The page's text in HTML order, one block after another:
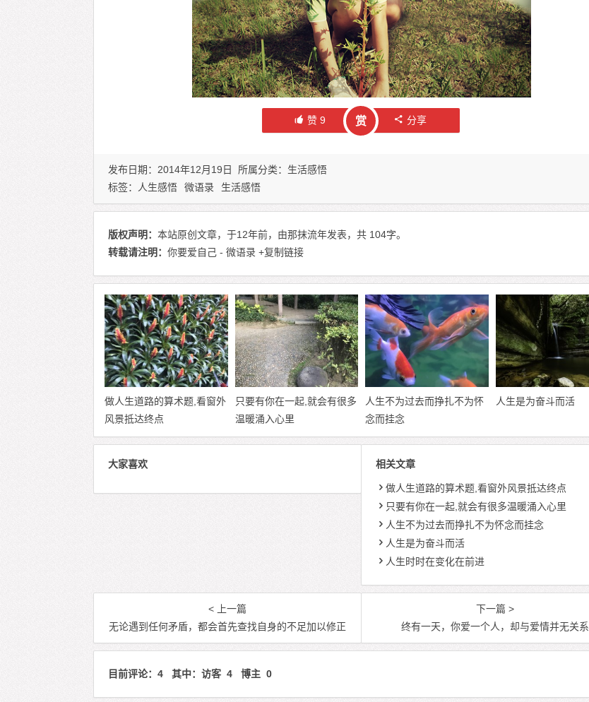
赞 9 赏 分享
发布日期：2014年12月19日 所属分类： 生活感悟
标签：
人生感悟 微语录 生活感悟
版权声明： 本站原创文章，于12年前，由那抹流年发表，共 104字。
转载请注明： 你要爱自己 - 微语录 +复制链接
做人生道路的算术题,看窗外
风景抵达终点
只要有你在一起,就会有很多
温暖涌入心里
人生不为过去而挣扎不为怀
念而挂念
人生是为奋斗而活
大家喜欢 相关文章
做人生道路的算术题,看窗外风景抵达终点
只要有你在一起,就会有很多温暖涌入心里
人生不为过去而挣扎不为怀念而挂念
人生是为奋斗而活
人生时时在变化在前进
< 上一篇
无论遇到任何矛盾，都会首先查找自身的不足加以修正
下一篇 >
终有一天，你爱一个人，却与爱情并无关系
目前评论：4 其中：访客 4 博主 0